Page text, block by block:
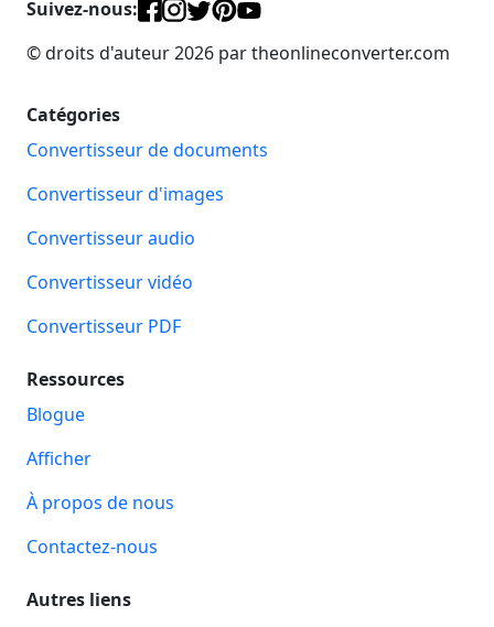
Suivez-nous:
© droits d'auteur 2026 par theonlineconverter.com
Catégories
Convertisseur de documents
Convertisseur d'images
Convertisseur audio
Convertisseur vidéo
Convertisseur PDF
Ressources
Blogue
Afficher
À propos de nous
Contactez-nous
Autres liens